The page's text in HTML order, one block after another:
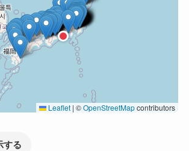
Leaflet | ©OpenStreetMapcontributors
する